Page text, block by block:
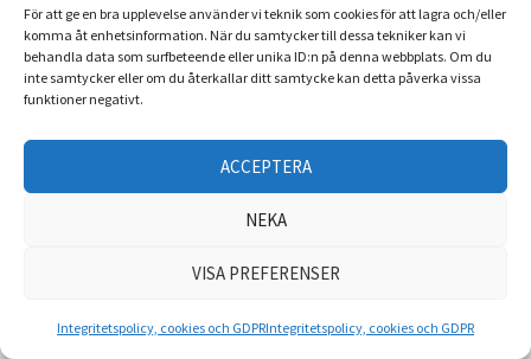
För att ge en bra upplevelse använder vi teknik som cookies för att lagra och/eller
komma åt enhetsinformation. När du samtycker till dessa tekniker kan vi
behandla data som surfbeteende eller unika ID:n på denna webbplats. Om du
inte samtycker eller om du återkallar ditt samtycke kan detta påverka vissa
funktioner negativt.
ACCEPTERA
NEKA
VISA PREFERENSER
Integritetspolicy, cookies och GDPRIntegritetspolicy, cookies och GDPR
El Salvador visar vad som händer när staten slutar
backa för gängen
Slopat matkrav för alkoholservering en sen men
Bli en bättre pokerspelare med AI-verktyg
UTVALDA ARTIKLAR
Merrill McLeod, Jan Stenbecks fru